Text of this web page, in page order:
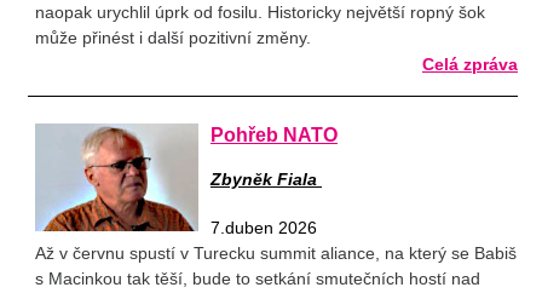
naopak urychlil úprk od fosilu. Historicky největší ropný šok
může přinést i další pozitivní změny.
Celá zpráva
Pohřeb NATO
Zbyněk Fiala
7.duben 2026
Až v červnu spustí v Turecku summit aliance, na který se Babiš
s Macinkou tak těší, bude to setkání smutečních hostí nad